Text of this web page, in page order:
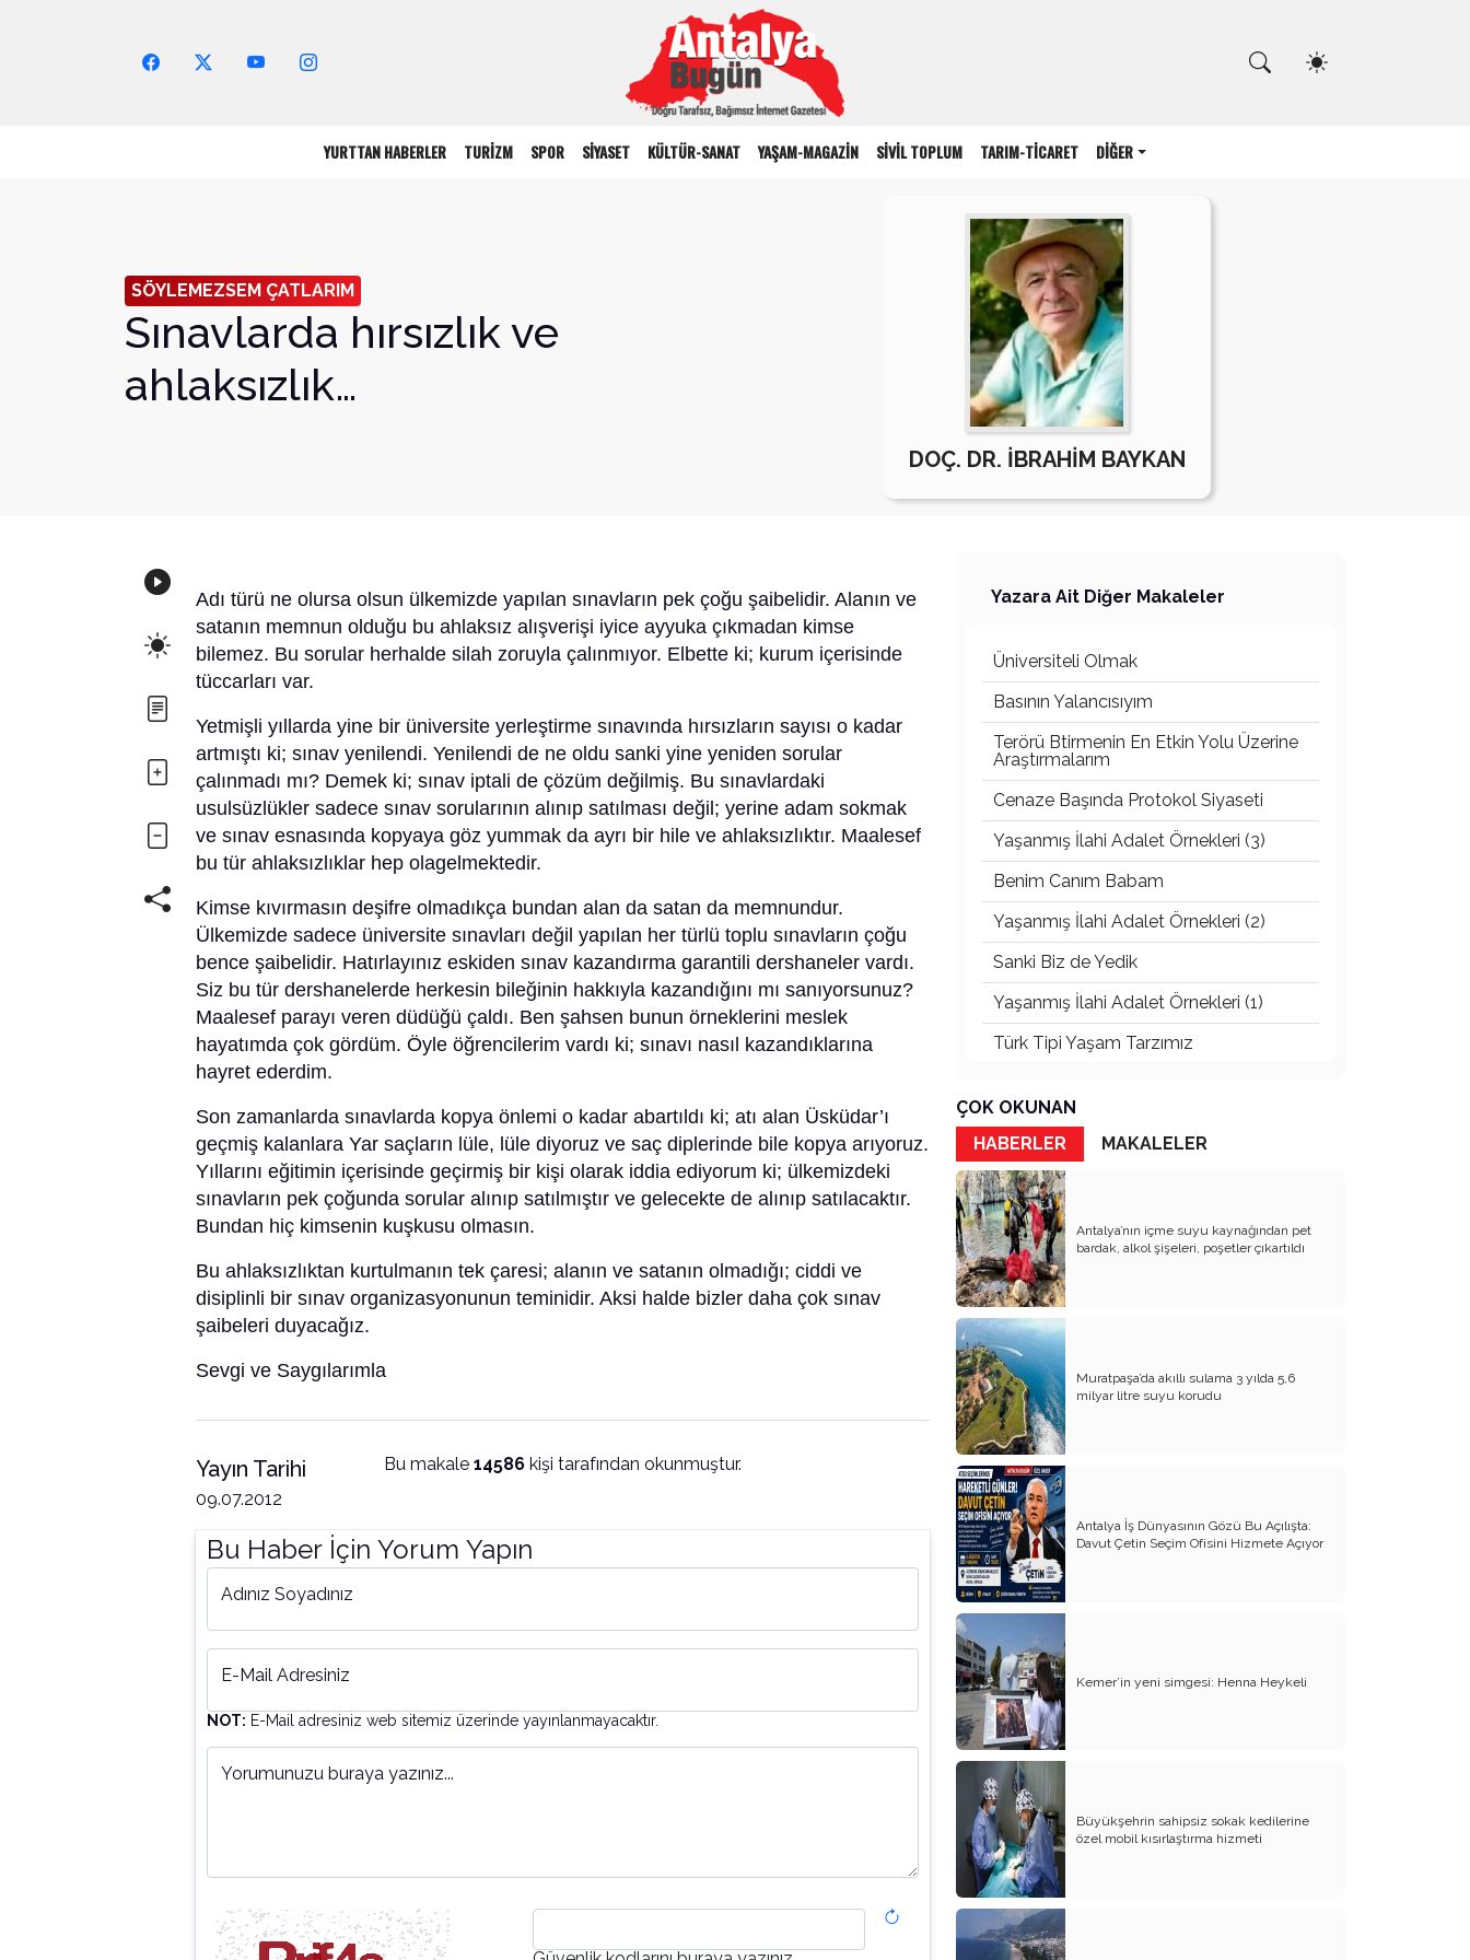
YURTTAN HABERLER TURİZM SPOR SİYASET KÜLTÜR-SANAT YAŞAM-MAGAZİN SİVİL TOPLUM TARIM-TİCARET DİĞER
SÖYLEMEZSEM ÇATLARIM
Sınavlarda hırsızlık ve
ahlaksızlık…
DOÇ. DR. İBRAHİM BAYKAN
Adı türü ne olursa olsun ülkemizde yapılan sınavların pek çoğu şaibelidir. Alanın ve
satanın memnun olduğu bu ahlaksız alışverişi iyice ayyuka çıkmadan kimse
bilemez. Bu sorular herhalde silah zoruyla çalınmıyor. Elbette ki; kurum içerisinde
tüccarları var.
Yetmişli yıllarda yine bir üniversite yerleştirme sınavında hırsızların sayısı o kadar
artmıştı ki; sınav yenilendi. Yenilendi de ne oldu sanki yine yeniden sorular
çalınmadı mı? Demek ki; sınav iptali de çözüm değilmiş. Bu sınavlardaki
usulsüzlükler sadece sınav sorularının alınıp satılması değil; yerine adam sokmak
ve sınav esnasında kopyaya göz yummak da ayrı bir hile ve ahlaksızlıktır. Maalesef
bu tür ahlaksızlıklar hep olagelmektedir.
Kimse kıvırmasın deşifre olmadıkça bundan alan da satan da memnundur.
Ülkemizde sadece üniversite sınavları değil yapılan her türlü toplu sınavların çoğu
bence şaibelidir. Hatırlayınız eskiden sınav kazandırma garantili dershaneler vardı.
Siz bu tür dershanelerde herkesin bileğinin hakkıyla kazandığını mı sanıyorsunuz?
Maalesef parayı veren düdüğü çaldı. Ben şahsen bunun örneklerini meslek
hayatımda çok gördüm. Öyle öğrencilerim vardı ki; sınavı nasıl kazandıklarına
hayret ederdim.
Son zamanlarda sınavlarda kopya önlemi o kadar abartıldı ki; atı alan Üsküdar’ı
geçmiş kalanlara Yar saçların lüle, lüle diyoruz ve saç diplerinde bile kopya arıyoruz.
Yıllarını eğitimin içerisinde geçirmiş bir kişi olarak iddia ediyorum ki; ülkemizdeki
sınavların pek çoğunda sorular alınıp satılmıştır ve gelecekte de alınıp satılacaktır.
Bundan hiç kimsenin kuşkusu olmasın.
Bu ahlaksızlıktan kurtulmanın tek çaresi; alanın ve satanın olmadığı; ciddi ve
disiplinli bir sınav organizasyonunun teminidir. Aksi halde bizler daha çok sınav
şaibeleri duyacağız.
Sevgi ve Saygılarımla
Yayın Tarihi
09.07.2012
Bu makale 14586kişi tarafından okunmuştur.
Bu Haber İçin Yorum Yapın
Adınız Soyadınız
E-Mail Adresiniz
NOT: E-Mail adresiniz web sitemiz üzerinde yayınlanmayacaktır.
Yorumunuzu buraya yazınız...
Yazara Ait Diğer Makaleler
Üniversiteli Olmak
Basının Yalancısıyım
Terörü Btirmenin En Etkin Yolu Üzerine
Araştırmalarım
Cenaze Başında Protokol Siyaseti
Yaşanmış İlahi Adalet Örnekleri (3)
Benim Canım Babam
Yaşanmış İlahi Adalet Örnekleri (2)
Sanki Biz de Yedik
Yaşanmış İlahi Adalet Örnekleri (1)
Türk Tipi Yaşam Tarzımız
Katil Ağaçlar
Keşke Herkes Sevdiği ve İyi Bildiği İşi
Yapsa
Veda Mektubum
Avm’ler Sinek Avlıyor
Hangi Gazetecilerin Günü?
Çok Para, Çok Bela
Geçen Yıldan Akılda Kalanlar
Yeni Yıl Duam
Çağımızın Hastalığı Madde Bağımlılığı
Yürek Burkan İsyanlarım
Organ Nakli ve Bağışı Hakkında
Görüşlerim
Suyumuz Isınıyor Haberiniz Olsun!!
Sözde Kadın Hakları Günü
Engellilerimize Engel Olmayalım
Öğretmenler Günü ve Eğitim
Sistemimiz
Kreşten Üniversiteye Tavsiyelerim
Binalar ve Zinalar
Altın Takı Mağdurları
Protokol
Modifiye Kadınlar
ÇOK OKUNAN
HABERLER
MAKALELER
Antalya’nın içme suyu kaynağından pet
bardak, alkol şişeleri, poşetler çıkartıldı
Muratpaşa’da akıllı sulama 3 yılda 5,6
milyar litre suyu korudu
Antalya İş Dünyasının Gözü Bu Açılışta:
Davut Çetin Seçim Ofisini Hizmete Açıyor
Kemer’in yeni simgesi: Henna Heykeli
Büyükşehrin sahipsiz sokak kedilerine
özel mobil kısırlaştırma hizmeti
Arama Yap!